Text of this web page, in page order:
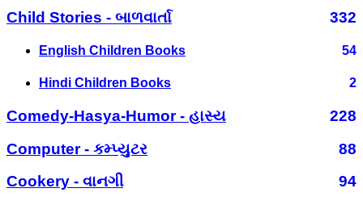
Child Stories - બાળવાર્તા
332
English Children Books 54
Hindi Children Books 2
Comedy-Hasya-Humor - હાસ્ય
228
Computer - કમ્પ્યુટર
88
Cookery - વાનગી
94